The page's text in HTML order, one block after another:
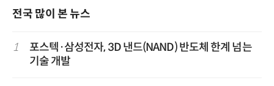
전국 많이 본 뉴스
1
포스텍·삼성전자, 3D 낸드(NAND) 반도체 한계 넘는
기술 개발